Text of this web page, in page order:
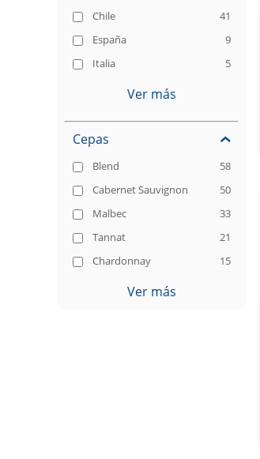
Chile
41
España
9
Italia
5
Ver más
Cepas
Blend
58
Cabernet Sauvignon
50
Malbec
33
Tannat
21
Chardonnay
15
Ver más